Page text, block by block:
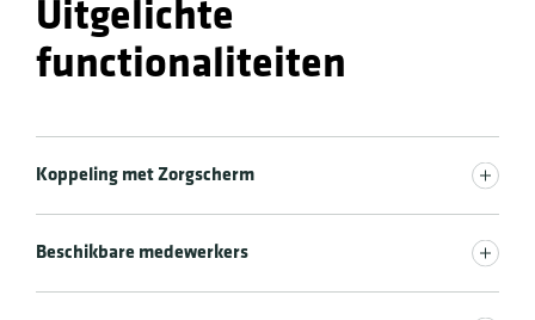
Uitgelichte
functionaliteiten
Koppeling met Zorgscherm
Beschikbare medewerkers